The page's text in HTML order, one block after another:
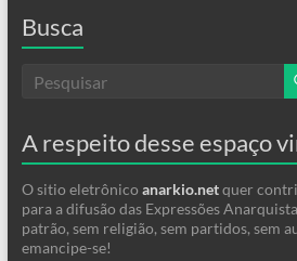
Busca
A respeito desse espaço
O sitio eletrônico anarkio.netquer
para a difusão das Expressões
patrão, sem religião, sem partidos, sem
emancipe-se!